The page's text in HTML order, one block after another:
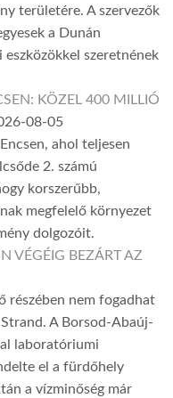
területére. A szervezők
a Dunán
szeretnének
KÖZEL 400 MILLIÓ
08-05
ahol teljesen
2. számú
korszerűbb,
megfelelő környezet
dolgozóit.
VÉGÉIG BEZÁRT AZ
részében nem fogadhat
A Borsod-Abaúj-
laboratóriumi
el a fürdőhely
a vízminőség már